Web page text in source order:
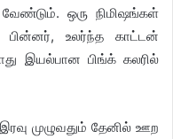
ஒரு நிமிஷங்கள்
உலர்ந்த காட்டன்
இயல்பான பிங்க் கலரில்
முழுவதும் தேனில் ஊற